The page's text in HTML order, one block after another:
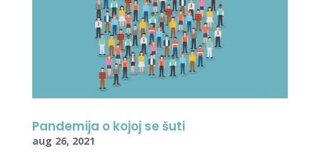
Pandemija o kojoj se šuti
aug 26, 2021